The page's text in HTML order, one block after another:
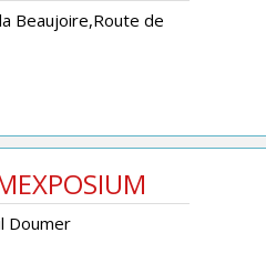
Beaujoire,Route de
Doumer